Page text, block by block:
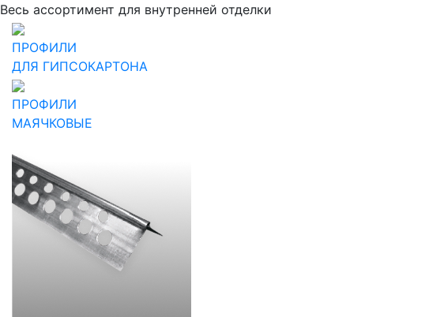
Весь ассортимент для внутренней отделки
ПРОФИЛИ
ДЛЯ ГИПСОКАРТОНА
ПРОФИЛИ
МАЯЧКОВЫЕ